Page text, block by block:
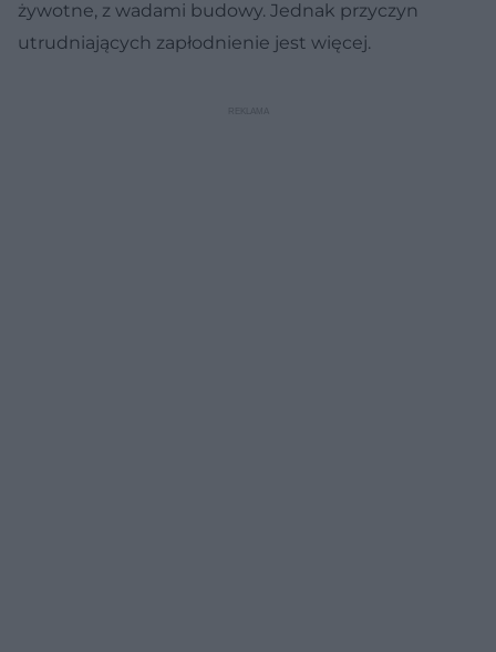
żywotne, z wadami budowy. Jednak przyczyn
utrudniających zapłodnienie jest więcej.